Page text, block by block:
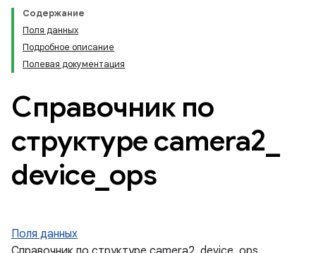
Содержание
Поля данных
Подробное описание
Полевая документация
Справочник по
структуре camera2
device ops
Поля данных